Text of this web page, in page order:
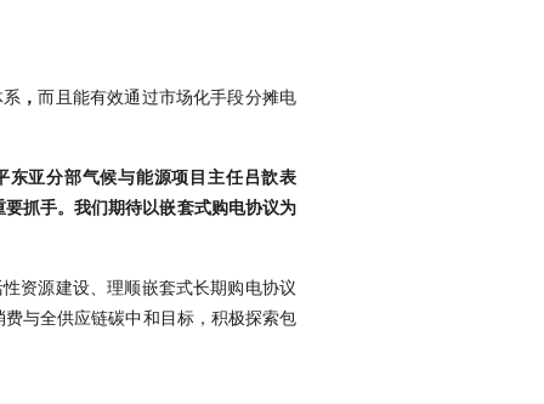
，而且能有效通过市场化手段分摊电
东亚分部气候与能源项目主任吕歆表
抓手。我们期待以嵌套式购电协议为
资源建设、理顺嵌套式长期购电协议
与全供应链碳中和目标，积极探索包